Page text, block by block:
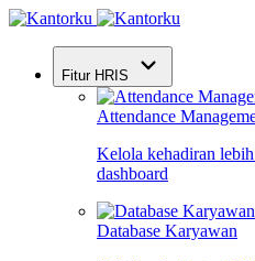
Fitur HRIS
Attendance
Kelola kehadiran
dashboard
Database Karyawan